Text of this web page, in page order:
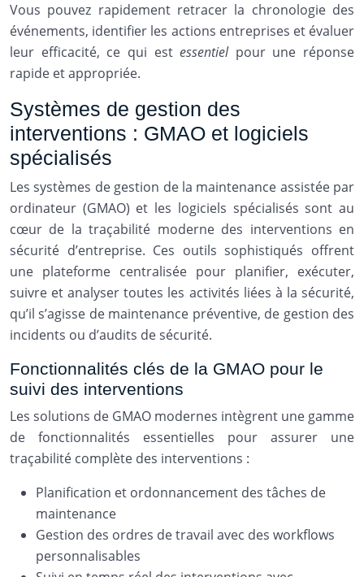
Vous pouvez rapidement retracer la chronologie des
événements, identifier les actions entreprises et évaluer
leur efficacité, ce qui estessentiel pour une réponse
rapide et appropriée.
Systèmes de gestion des
interventions : GMAO et logiciels
spécialisés
Les systèmes de gestion de la maintenance assistée par
ordinateur (GMAO) et les logiciels spécialisés sont au
cœur de la traçabilité moderne des interventions en
sécurité d’entreprise. Ces outils sophistiqués offrent
une plateforme centralisée pour planifier, exécuter,
suivre et analyser toutes les activités liées à la sécurité,
qu’il s’agisse de maintenance préventive, de gestion des
incidents ou d’audits de sécurité.
Fonctionnalités clés de la GMAO pour le
suivi des interventions
Les solutions de GMAO modernes intègrent une gamme
de fonctionnalités essentielles pour assurer une
traçabilité complète des interventions :
Planification et ordonnancement des tâches de
maintenance
Gestion des ordres de travail avec des workflows
personnalisables